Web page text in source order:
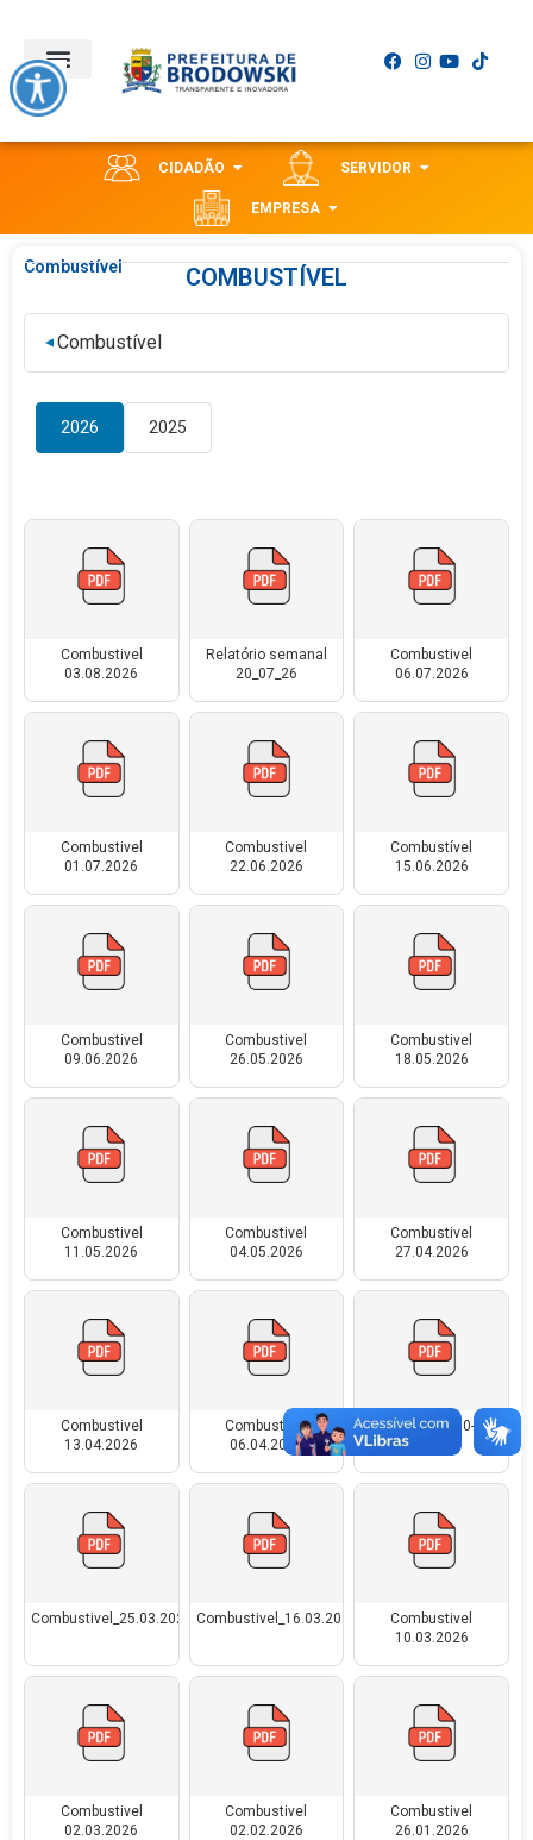
CIDADÃO SERVIDOR
EMPRESA
Combustível COMBUSTÍVEL
▼Combustível
2026 2025
Combustivel
03.08.2026
Relatório semanal
20_07_26
Combustivel
06.07.2026
Combustivel
01.07.2026
Combustivel
22.06.2026
Combustível
15.06.2026
Combustivel
09.06.2026
Combustivel
26.05.2026
Combustivel
18.05.2026
Combustivel
11.05.2026
Combustivel
04.05.2026
Combustivel
27.04.2026
Combustivel
13.04.2026
Combustivel
06.04.2026
Combustivel-30-03-
Combustivel_25.03.2026 Combustivel_16.03.2026
Combustivel
10.03.2026
Combustivel
02.03.2026
Combustivel
02.02.2026
Combustivel
26.01.2026